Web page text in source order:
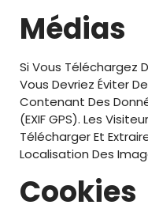
Médias
Si Vous Téléchargez
Vous Devriez Éviter
Contenant Des
(EXIF GPS). Les
Télécharger Et
Localisation Des
Cookies